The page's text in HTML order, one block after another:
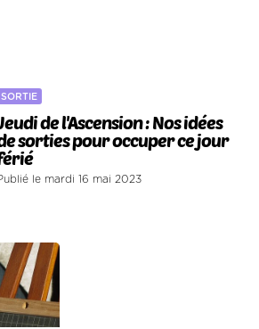
SORTIE
de l'Ascension : Nos idées
sorties pour occuper ce jour
le mardi 16 mai 2023